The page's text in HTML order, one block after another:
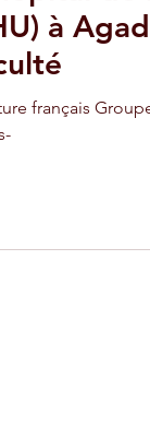
à
français